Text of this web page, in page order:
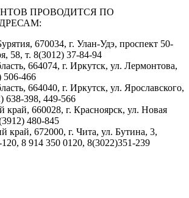
ПРОВОДИТСЯ ПО
670034, г. Улан-Удэ, проспект 50-
58, т. 8(3012) 37-84-94
664074, г. Иркутск, ул. Лермонтова,
506-466
664040, г. Иркутск, ул. Ярославского,
638-398, 449-566
край, 660028, г. Красноярск, ул. Новая
480-845
край, 672000, г. Чита, ул. Бутина, 3,
8 914 350 0120, 8(3022)351-239